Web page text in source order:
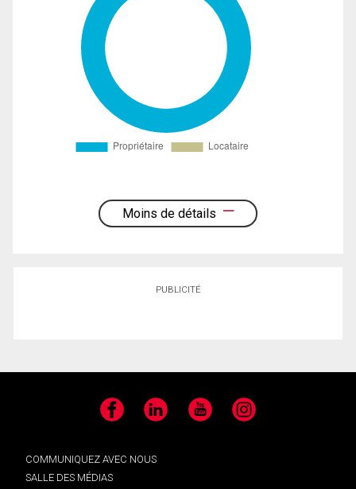
Moins de détails
PUBLICITÉ
Facebook LinkedIn YouTube Instagram
COMMUNIQUEZ AVEC NOUS
SALLE DES MÉDIAS